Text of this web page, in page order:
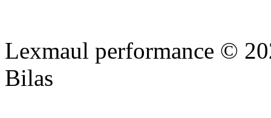
Lexmaul performance ©
Bilas